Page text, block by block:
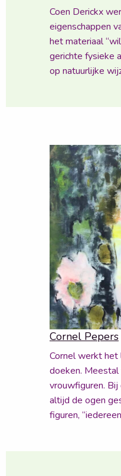
Coen Derickx
eigenschappen
het materiaal
gerichte fysieke
op natuurlijke
Cornel Pepers
Cornel werkt
doeken.
vrouwfiguren.
altijd de ogen
figuren,